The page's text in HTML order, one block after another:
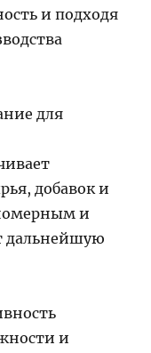
и подходя
для
добавок и
и
дальнейшую
и